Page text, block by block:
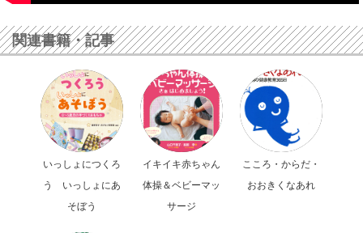
関連書籍・記事
いっしょにつくろ
う いっしょにあ
そぼう
イキイキ赤ちゃん
体操＆ベビーマッ
サージ
こころ・からだ・
おおきくなあれ